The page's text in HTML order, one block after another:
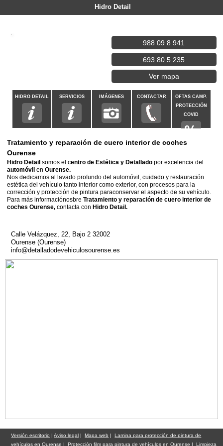
Hidro Detail
988 09 8 941
693 80 5 235
Ver mapa
HIDRO DETAIL SERVICIOS IMÁGENES CONTACTAR
OFTAS CAMP.
PROTECCIÓN
COVID
Tratamiento y reparación de cuero interior de coches
Ourense
Hidro Detail somos el centro de Estética y Detalladopor excelencia del
automóvil en Ourense.
Nos dedicamos al lavado profundo del automóvil, cuidado y restauración
estética del vehículo tanto interior como exterior, con procesos para la
corrección y protección de pintura paraconservar el aspecto de su vehículo.
Para más informaciónosbre Tratamiento y reparación de cuero interior de
coches Ourense,contacta con Hidro Detail.
Calle Velázquez, 22, Bajo 2 32002
Ourense (Ourense)
info@detalladodevehiculosourense.es
Versión escritorio |Aviso legal |Mapa web |Lamina para protección de pintura de
vehículos en Ourense |Protección film para pintura de vehículos en Ourense |Limpieza